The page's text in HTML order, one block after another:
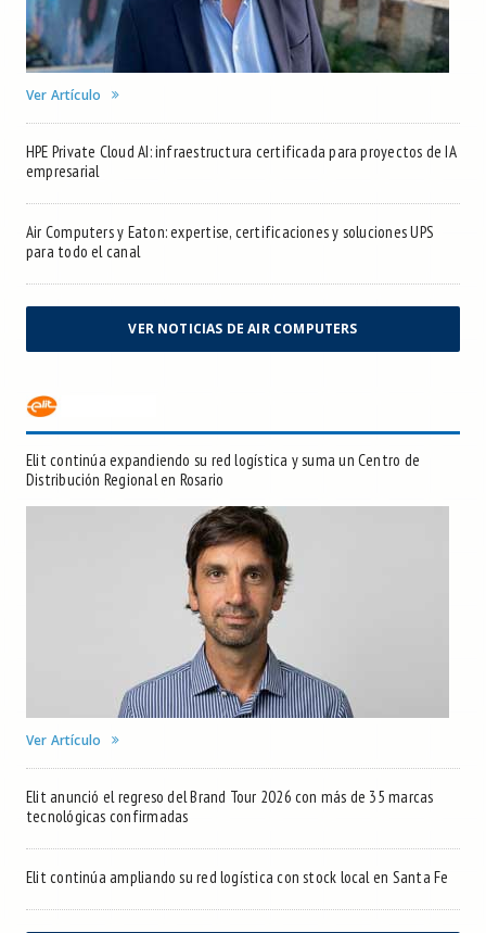
Ver Artículo
HPE Private Cloud AI: infraestructura certificada para proyectos de IA
empresarial
Air Computers y Eaton: expertise, certificaciones y soluciones UPS
para todo el canal
VER NOTICIAS DE AIR COMPUTERS
Elit continúa expandiendo su red logística y suma un Centro de
Distribución Regional en Rosario
Ver Artículo
Elit anunció el regreso del Brand Tour 2026 con más de 35 marcas
tecnológicas confirmadas
Elit continúa ampliando su red logística con stock local en Santa Fe